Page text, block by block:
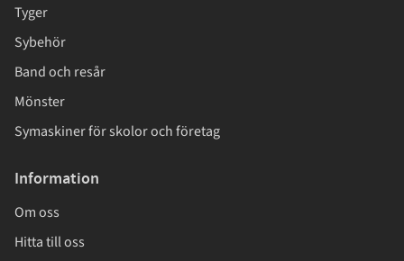
Tyger
Sybehör
Band och resår
Mönster
Symaskiner för skolor och företag
Information
Om oss
Hitta till oss